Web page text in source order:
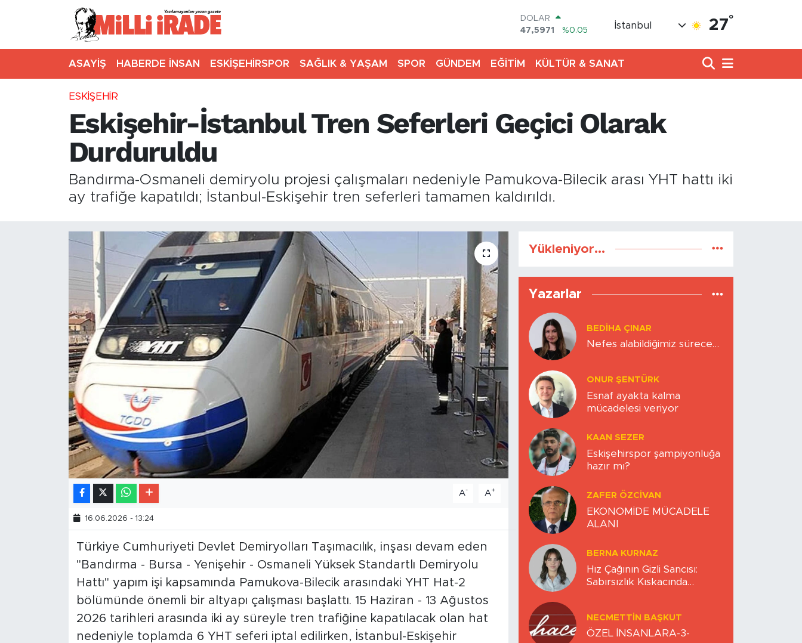
DOLAR
47,5971
%0.05
STERLİN
64,2534
%0.22
BİST100
13.703
%0
BITCOIN
İstanbul 27°
ASAYİŞ HABERDE İNSAN ESKİŞEHİRSPOR SAĞLIK & YAŞAM SPOR GÜNDEM EĞİTİM KÜLTÜR & SANAT
ESKİŞEHİR
Eskişehir-İstanbul Tren Seferleri Geçici Olarak
Durduruldu
Bandırma-Osmaneli demiryolu projesi çalışmaları nedeniyle Pamukova-Bilecik arası YHT hattı iki
ay trafiğe kapatıldı; İstanbul-Eskişehir tren seferleri tamamen kaldırıldı.
A- A+
16.06.2026 - 13:24
Türkiye Cumhuriyeti Devlet Demiryolları Taşımacılık, inşası devam eden
"Bandırma - Bursa - Yenişehir - Osmaneli Yüksek Standartlı Demiryolu
Hattı" yapım işi kapsamında Pamukova-Bilecik arasındaki YHT Hat-2
bölümünde önemli bir altyapı çalışması başlattı. 15 Haziran - 13 Ağustos
2026 tarihleri arasında iki ay süreyle tren trafiğine kapatılacak olan hat
nedeniyle toplamda 6 YHT seferi iptal edilirken, İstanbul-Eskişehir
Yükleniyor...
Yazarlar
BEDIHA ÇINAR
Nefes alabildiğimiz sürece…
ONUR ŞENTÜRK
Esnaf ayakta kalma
mücadelesi veriyor
KAAN SEZER
Eskişehirspor şampiyonluğa
hazır mı?
ZAFER ÖZCIVAN
EKONOMİDE MÜCADELE
ALANI
BERNA KURNAZ
Hız Çağının Gizli Sancısı:
Sabırsızlık Kıskacında
NECMETTIN BAŞKUT
ÖZEL İNSANLARA-3-